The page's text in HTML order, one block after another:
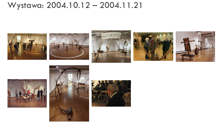
Wystawa: 2004.10.12 – 2004.11.21